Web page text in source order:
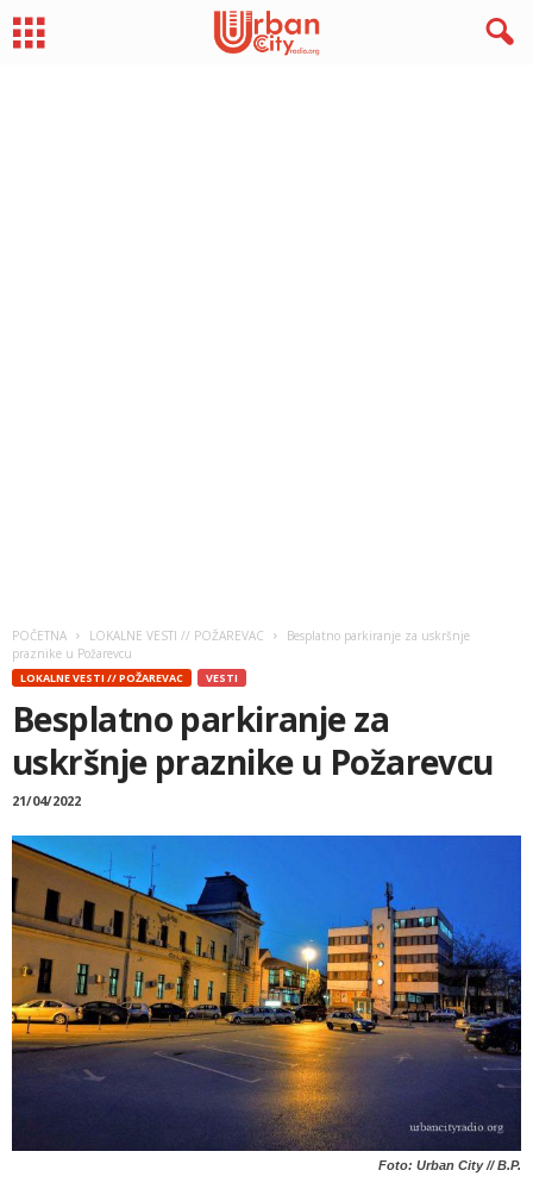
POČETNA LOKALNE VESTI // POŽAREVAC
Besplatno parkiranje za uskršnje
praznike u Požarevcu
LOKALNE VESTI // POŽAREVAC VESTI
Besplatno parkiranje za
uskršnje praznike u Požarevcu
21/04/2022
Foto: Urban City // B.P.